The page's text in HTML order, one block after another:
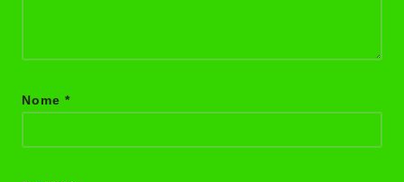
Nome *